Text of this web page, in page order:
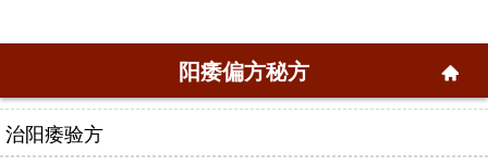
阳痿偏方秘方
治阳痿验方